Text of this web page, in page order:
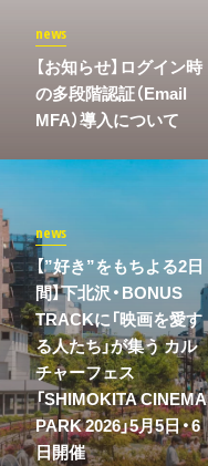
news
​【お知らせ】ログイン時
の多段階認証（Email
MFA）導入について
news
【”好き”をもちよる2日
間】下北沢・BONUS
TRACKに「映画を愛す
る人たち」が集う カル
チャーフェス
「SHIMOKITA CINEMA
PARK 2026」5月5日・6
日開催